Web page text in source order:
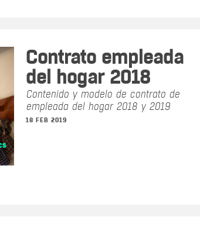
Contrato empleada
del hogar 2018
Contenido y modelo de contrato de
empleada del hogar 2018 y 2019
18 FEB 2019